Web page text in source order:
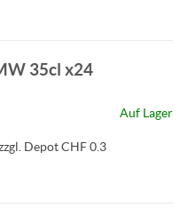
35cl x24
Auf Lager
Depot CHF 0.3